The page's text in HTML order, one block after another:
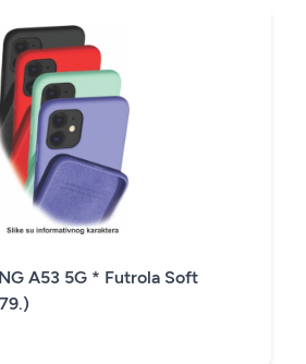
A53 5G * Futrola Soft